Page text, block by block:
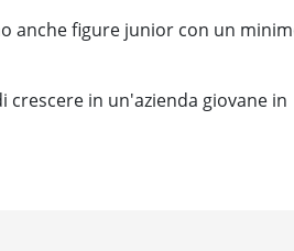
anche figure junior con un
crescere in un'azienda giovane in